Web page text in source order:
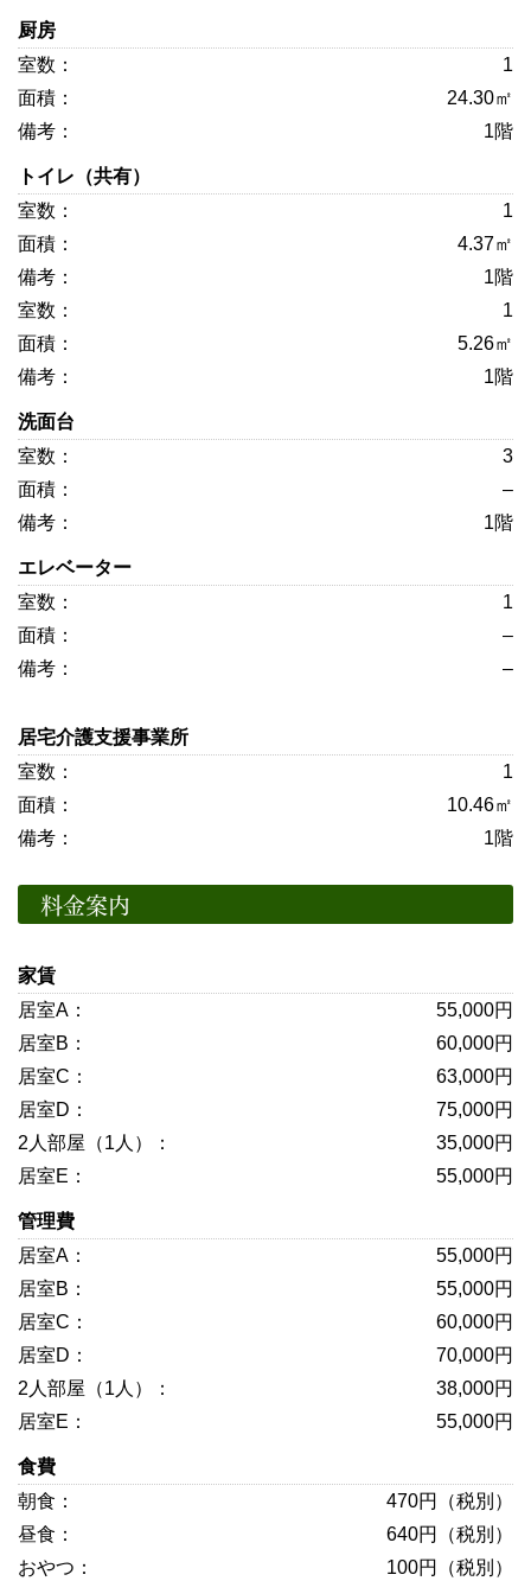
厨房
1
24.30㎡
1階
トイレ（共有）
1
4.37㎡
1階
1
5.26㎡
1階
洗面台
3
–
1階
エレベーター
1
–
–
居宅介護支援事業所
1
10.46㎡
1階
料金案内
家賃
55,000円
60,000円
63,000円
75,000円
35,000円
55,000円
管理費
55,000円
55,000円
60,000円
70,000円
38,000円
55,000円
食費
470円（税別）
640円（税別）
100円（税別）